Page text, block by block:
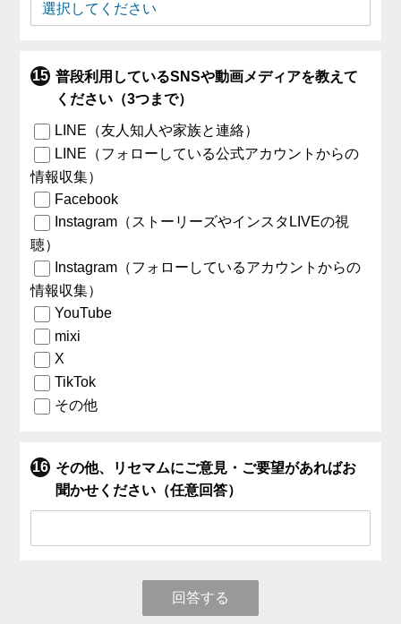
普段利用しているSNSや動画メディアを教えて
ください（3つまで）
LINE（友人知人や家族と連絡）
LINE（フォローしている公式アカウントからの
情報収集）
Facebook
Instagram（ストーリーズやインスタLIVEの視
聴）
Instagram（フォローしているアカウントからの
情報収集）
YouTube
mixi
X
TikTok
その他
その他、リセマムにご意見・ご要望があればお
聞かせください（任意回答）
回答する